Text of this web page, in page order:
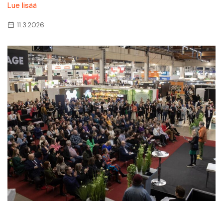
Lue lisää
11.3.2026